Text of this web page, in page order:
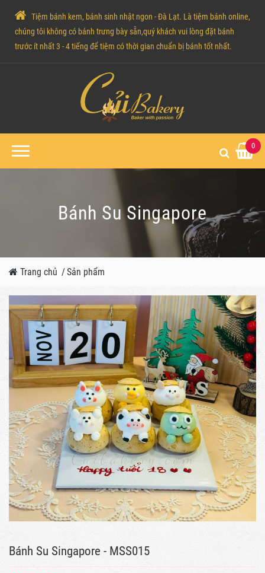
Tiệm bánh kem, bánh sinh nhật ngon - Đà Lạt. Là tiệm bánh online,
chúng tôi không có bánh trưng bày sẵn,quý khách vui lòng đặt bánh
trước ít nhất 3 - 4 tiếng để tiệm có thời gian chuẩn bị bánh tốt nhất.
0
Bánh Su Singapore
Trang chủ /Sản phẩm
Bánh Su Singapore - MSS015